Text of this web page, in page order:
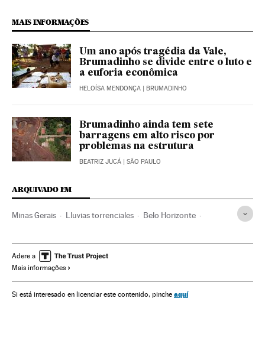
MAIS INFORMAÇÕES
Um ano após tragédia da Vale,
Brumadinho se divide entre o luto e
a euforia econômica
HELOÍSA MENDONÇA | BRUMADINHO
Brumadinho ainda tem sete
barragens em alto risco por
problemas na estrutura
BEATRIZ JUCÁ | SÃO PAULO
ARQUIVADO EM
Minas Gerais Lluvias torrenciales Belo Horizonte
Romeu Zema Neto Verano
Adere a
Mais informações
Si está interesado en licenciar este contenido, pinche aquí